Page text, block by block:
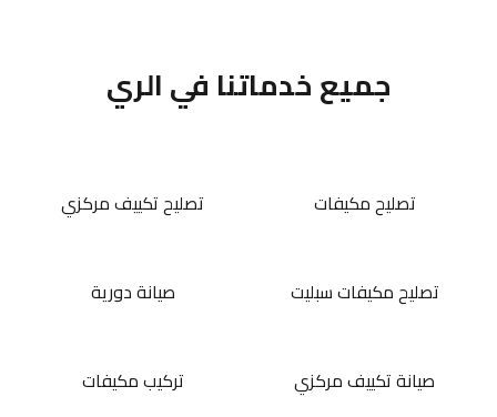
جميع خدماتنا في الري
تصليح مكيفات تصليح تكييف مركزي
تصليح مكيفات سبليت صيانة دورية
صيانة تكييف مركزي تركيب مكيفات